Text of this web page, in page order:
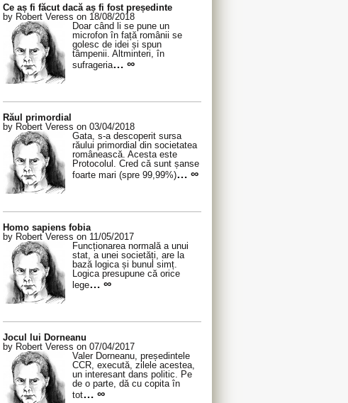
Ce aș fi făcut dacă aș fi fost președinte
by Robert Veress on 18/08/2018
Doar când li se pune un
microfon în față românii se
golesc de idei și spun
tâmpenii. Altminteri, în
sufrageria… ∞
Răul primordial
by Robert Veress on 03/04/2018
Gata, s-a descoperit sursa
răului primordial din societatea
românească. Acesta este
Protocolul. Cred că sunt șanse
foarte mari (spre 99,99%)… ∞
Homo sapiens fobia
by Robert Veress on 11/05/2017
Funcționarea normală a unui
stat, a unei societăți, are la
bază logica și bunul simț.
Logica presupune că orice
lege… ∞
Jocul lui Dorneanu
by Robert Veress on 07/04/2017
Valer Dorneanu, președintele
CCR, execută, zilele acestea,
un interesant dans politic. Pe
de o parte, dă cu copita în
tot… ∞